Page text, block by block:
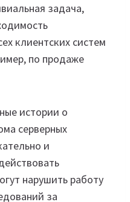
задача,
клиентских систем
по продаже
истории о
серверных
и
нарушить работу
за